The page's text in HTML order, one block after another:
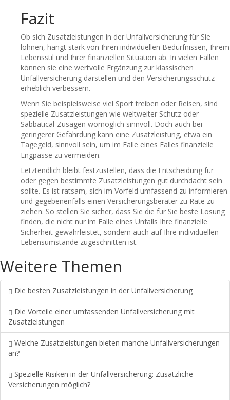
Fazit
Ob sich Zusatzleistungen in der Unfallversicherung für Sie
lohnen, hängt stark von Ihren individuellen Bedürfnissen, Ihrem
Lebensstil und Ihrer finanziellen Situation ab. In vielen Fällen
können sie eine wertvolle Ergänzung zur klassischen
Unfallversicherung darstellen und den Versicherungsschutz
erheblich verbessern.
Wenn Sie beispielsweise viel Sport treiben oder Reisen, sind
spezielle Zusatzleistungen wie weltweiter Schutz oder
Sabbatical-Zusagen womöglich sinnvoll. Doch auch bei
geringerer Gefährdung kann eine Zusatzleistung, etwa ein
Tagegeld, sinnvoll sein, um im Falle eines Falles finanzielle
Engpässe zu vermeiden.
Letztendlich bleibt festzustellen, dass die Entscheidung für
oder gegen bestimmte Zusatzleistungen gut durchdacht sein
sollte. Es ist ratsam, sich im Vorfeld umfassend zu informieren
und gegebenenfalls einen Versicherungsberater zu Rate zu
ziehen. So stellen Sie sicher, dass Sie die für Sie beste Lösung
finden, die nicht nur im Falle eines Unfalls Ihre finanzielle
Sicherheit gewährleistet, sondern auch auf Ihre individuellen
Lebensumstände zugeschnitten ist.
Weitere Themen
Die besten Zusatzleistungen in der Unfallversicherung
Die Vorteile einer umfassenden Unfallversicherung mit
Zusatzleistungen
Welche Zusatzleistungen bieten manche Unfallversicherungen
an?
Spezielle Risiken in der Unfallversicherung: Zusätzliche
Versicherungen möglich?